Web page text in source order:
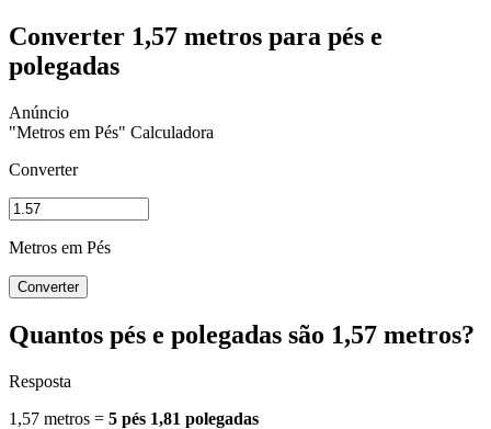
Converter 1,57 metros para pés e
polegadas
"Metros em Pés" Calculadora
Converter
Metros em Pés
Converter
Quantos pés e polegadas são 1,57 metros?
Resposta
1,57 metros = 5 pés 1,81 polegadas